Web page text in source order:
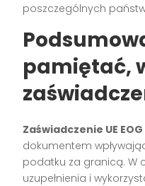
poszczególnych
pamiętać,
Zaświadczenie UE EOG
dokumentem
podatku za granicą. W
uzupełnienia i